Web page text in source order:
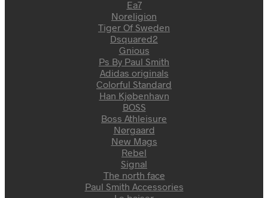
Ea7
Noreligion
Tiger Of Sweden
Dsquared2
Gnious
Ps By Paul Smith
Adidas originals
Colorful Standard
Han Kjøbenhavn
BOSS
Boss Athleisure
Nørgaard
New Mags
Rebel
Signal
The north face
Paul Smith Accessories